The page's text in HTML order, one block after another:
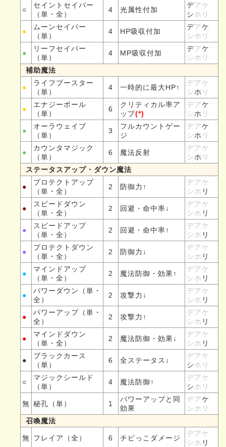
○
セイントセイバー
（単・全）
4 光属性付加
デアケ
シホリ
●
ムーンセイバー
（単）
4 HP吸収付加
デアケ
シホリ
●
リーフセイバー
（単）
4 MP吸収付加
デアケ
シホリ
補助魔法
●
ライフブースター
（単）
4 一時的に最大HP↑
デアケ
シホ リ
●
エナジーボール
（単）
6
クリティカル率ア
ップ(*)
デアケ
シホ リ
●
オーラウェイブ
（単）
3
フルカウントゲー
ジ
デアケ
シホ リ
●
カウンタマジック
（単）
6 魔法反射
デアケ
シホ リ
ステータスアップ・ダウン魔法
●
プロテクトアップ
（単・全）
2 防御力↑
デアケ
シホ リ
●
スピードダウン
（単・全）
2 回避・命中率↓
デアケ
シホ リ
●
スピードアップ
（単・全）
2 回避・命中率↑
デアケ
シホ リ
●
プロテクトダウン
（単・全）
2 防御力↓
デアケ
シホ リ
●
マインドアップ
（単・全）
2 魔法防御・効果↑
デアケ
シホ リ
●
パワーダウン（単・
全）
2 攻撃力↓
デアケ
シホ リ
●
パワーアップ（単・
全）
2 攻撃力↑
デアケ
シホ リ
●
マインドダウン
（単・全）
2 魔法防御・効果↓
デアケ
シホ リ
●
ブラックカース
（単）
6 全ステータス↓
デアケ
シホリ
○
マジックシールド
（単）
4 魔法防御↑
デアケ
シホリ
無 秘孔（単） 1
パワーアップと同
効果
デアケ
シホリ
召喚魔法
無 フレイア（全） 6 チビっこダメージ
デアケ
シホ リ